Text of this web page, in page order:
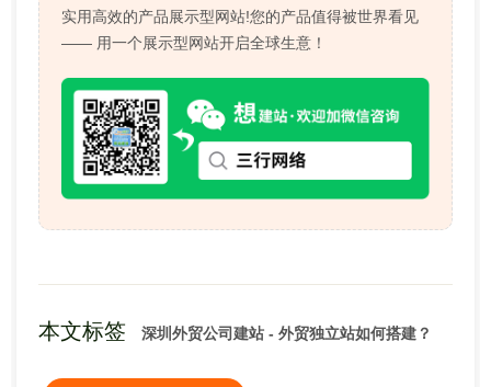
实用高效的产品展示型网站!您的产品值得被世界看见
—— 用一个展示型网站开启全球生意！
本文标签 深圳外贸公司建站 - 外贸独立站如何搭建？